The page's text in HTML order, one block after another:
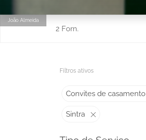
João Almeida
2 Forn.
Filtros ativos
Convites de casamento
Sintra